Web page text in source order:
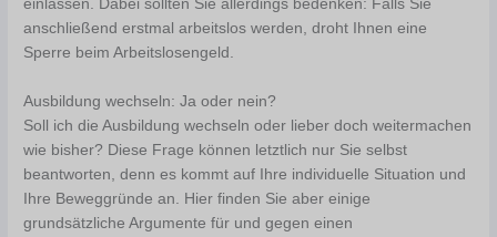
einlassen. Dabei sollten Sie allerdings bedenken: Falls Sie
anschließend erstmal arbeitslos werden, droht Ihnen eine
Sperre beim Arbeitslosengeld.
Ausbildung wechseln: Ja oder nein?
Soll ich die Ausbildung wechseln oder lieber doch weitermachen
wie bisher? Diese Frage können letztlich nur Sie selbst
beantworten, denn es kommt auf Ihre individuelle Situation und
Ihre Beweggründe an. Hier finden Sie aber einige
grundsätzliche Argumente für und gegen einen